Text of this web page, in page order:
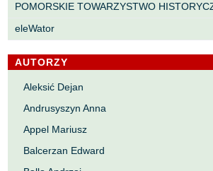
POMORSKIE TOWARZYSTWO
eleWator
AUTORZY
Aleksić Dejan
Andrusyszyn Anna
Appel Mariusz
Balcerzan Edward